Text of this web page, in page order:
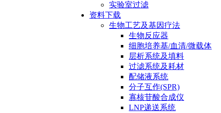
实验室过滤
资料下载
生物工艺及基因疗法
生物反应器
细胞培养基/血清/微载体
层析系统及填料
过滤系统及耗材
配储液系统
分子互作(SPR)
寡核苷酸合成仪
LNP递送系统